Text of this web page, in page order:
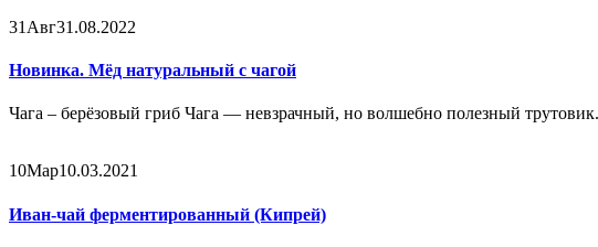
31 Авг31.08.2022
Новинка. Мёд натуральный с чагой
Чага – берёзовый гриб Чага — невзрачный, но волшебно полезный
10Мар10.03.2021
Иван-чай ферментированный (Кипрей)